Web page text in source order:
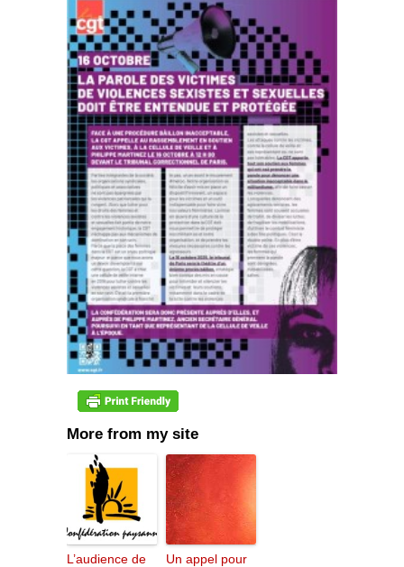
More from my site
L’audience de
Un appel pour